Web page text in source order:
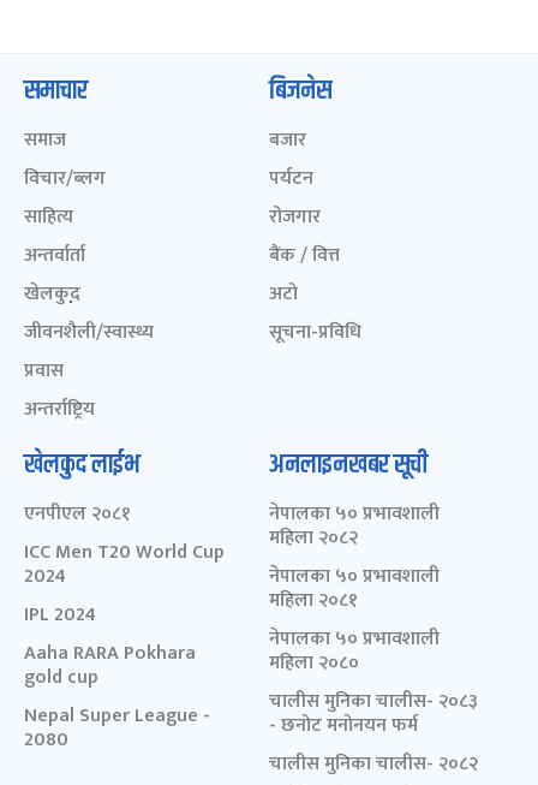
समाचार
समाज
विचार/ब्लग
साहित्य
अन्तर्वार्ता
खेलकुद़़
जीवनशैली/स्वास्थ्य
प्रवास
अन्तर्राष्ट्रिय
बिजनेस
बजार
पर्यटन
रोजगार
बैंक / वित्त
अटो
सूचना-प्रविधि
खेलकुद लाईभ
एनपीएल २०८१
ICC Men T20 World Cup
2024
IPL 2024
Aaha RARA Pokhara
gold cup
Nepal Super League -
2080
अनलाइनखबर सूची
नेपालका ५० प्रभावशाली
महिला २०८२
नेपालका ५० प्रभावशाली
महिला २०८१
नेपालका ५० प्रभावशाली
महिला २०८०
चालीस मुनिका चालीस- २०८३
- छनोट मनोनयन फर्म
चालीस मुनिका चालीस- २०८२